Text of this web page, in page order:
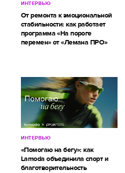
ИНТЕРВЬЮ
От ремонта к эмоциональной
стабильности: как работает
программа «На пороге
перемен» от «Лемана ПРО»
ИНТЕРВЬЮ
«Помогаю на бегу»: как
Lamoda объединила спорт и
благотворительность